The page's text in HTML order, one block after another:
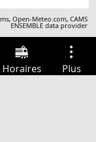
,Open-Meteo.com,CAMS
ENSEMBLE data provider
Horaires Plus